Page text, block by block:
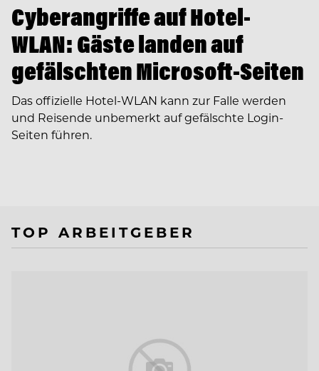
Cyberangriffe auf Hotel-
WLAN: Gäste landen auf
gefälschten Microsoft-Seiten
Das offizielle Hotel-WLAN kann zur Falle werden
und Reisende unbemerkt auf gefälschte Login-
Seiten führen.
TOP ARBEITGEBER